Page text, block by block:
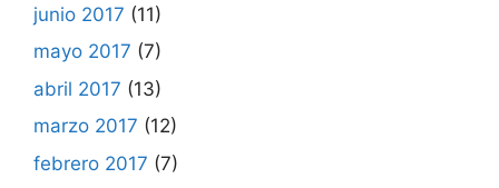
junio 2017 (11)
mayo 2017 (7)
abril 2017 (13)
marzo 2017 (12)
febrero 2017 (7)